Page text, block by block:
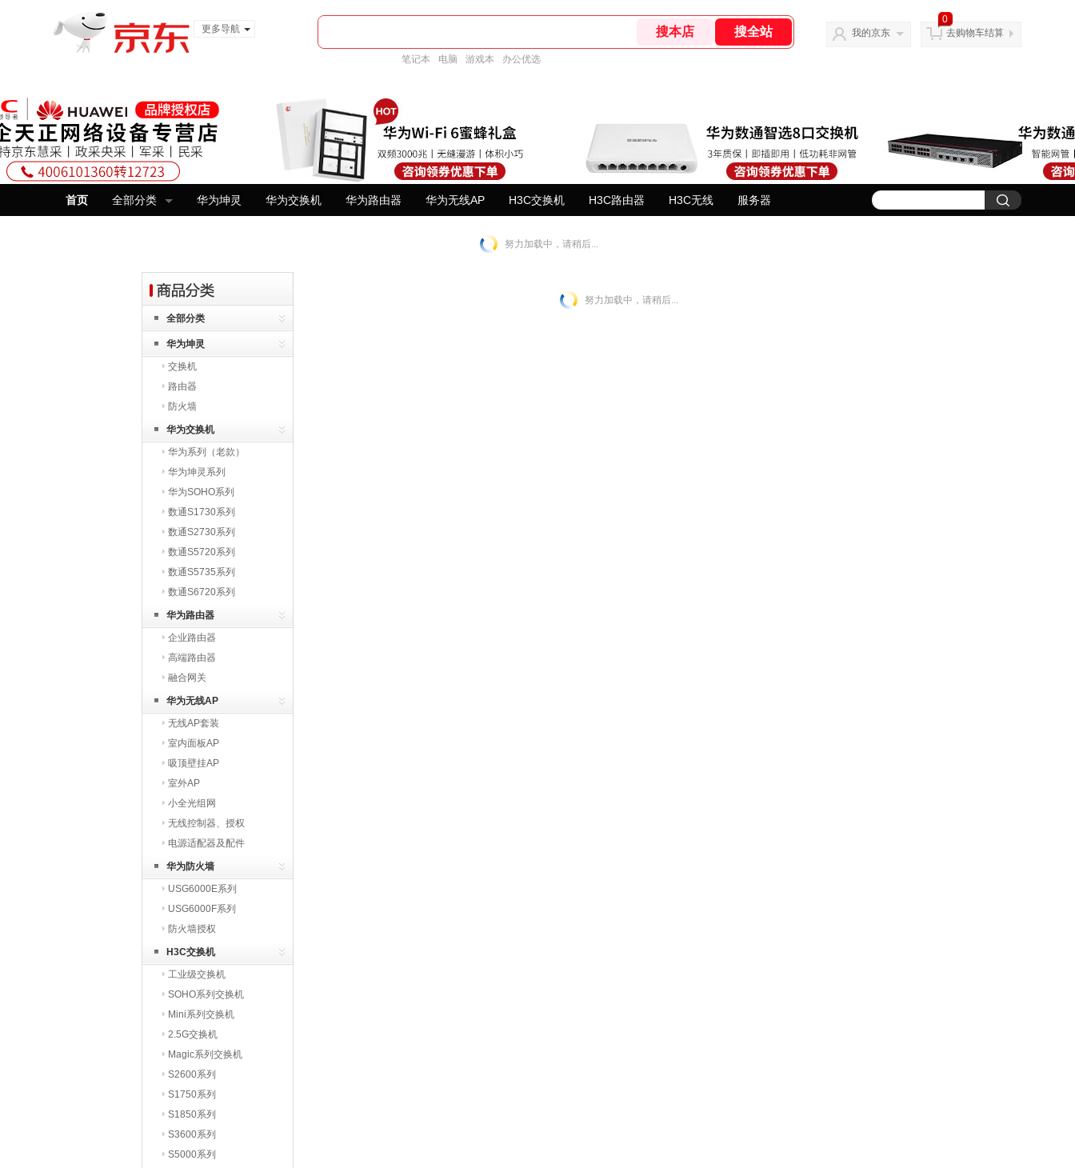
更多导航
笔记本 电脑 游戏本 办公优选
我的京东
0
去购物车结算
首页 全部分类 华为坤灵 华为交换机 华为路由器 华为无线AP H3C交换机 H3C路由器 H3C无线 服务器
努力加载中，请稍后...
全部分类
华为坤灵
交换机
路由器
防火墙
华为交换机
华为系列（老款）
华为坤灵系列
华为SOHO系列
数通S1730系列
数通S2730系列
数通S5720系列
数通S5735系列
数通S6720系列
华为路由器
企业路由器
高端路由器
融合网关
华为无线AP
无线AP套装
室内面板AP
吸顶壁挂AP
室外AP
小全光组网
无线控制器、授权
电源适配器及配件
华为防火墙
USG6000E系列
USG6000F系列
防火墙授权
H3C交换机
工业级交换机
SOHO系列交换机
Mini系列交换机
2.5G交换机
Magic系列交换机
S2600系列
S1750系列
S1850系列
S3600系列
S5000系列
努力加载中，请稍后...